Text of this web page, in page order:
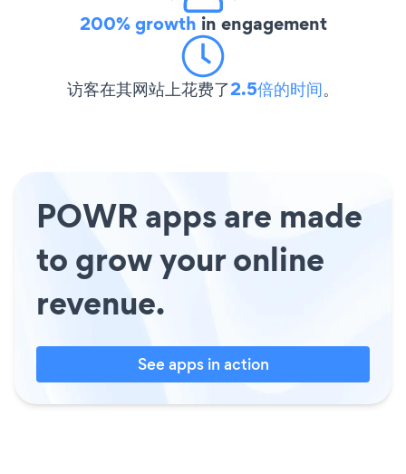
200% growth in engagement
访客在其网站上花费了2.5倍的时间。
POWR apps are made
to grow your online
revenue.
See apps in action